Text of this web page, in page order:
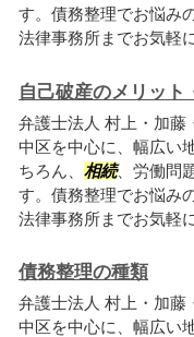
す。債務整理でお悩み
法律事務所までお気軽
自己破産のメリット
弁護士法人 村上・加藤
中区を中心に、幅広い
ちろん、 相続、労働問
す。債務整理でお悩み
法律事務所までお気軽
債務整理の種類
弁護士法人 村上・加藤
中区を中心に、幅広い